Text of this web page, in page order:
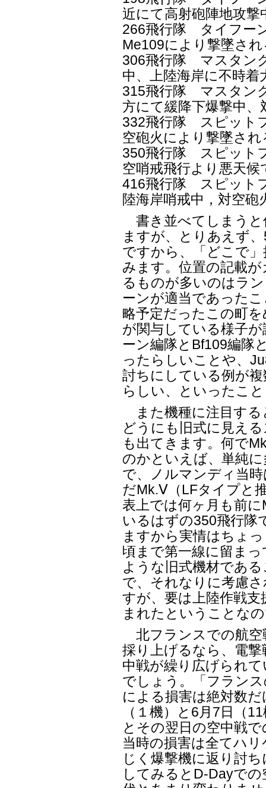
近にて高射砲陣地攻撃
266飛行隊 タイフー
Me109により撃墜され
306飛行隊 マスタン
中、上陸海岸に不時着
315飛行隊 マスタン
方にて緩降下爆撃中
332飛行隊 スピット
空砲火により撃墜され
350飛行隊 スピット
空哨戒飛行より悪天候
416飛行隊 スピット
陸海岸哨戒中，対空
書き並べてしまうと
ますが、とりあえず
ですから、「どこで
みます。位置の記載
るものが多いのはラ
ーンが適当であった
略予定だったこの町
が関与している様子
ーン編隊とBf109編隊
ったらしいことや、
討ちにしている例が
らしい、といったこ
また機種に注目する
どうにも旧式に見え
も出てきます。何で
のかといえば、単純
で、ノルマンディ当
だMk.Ⅴ（LFタイプと
表上では何ヶ月も前
いるはずの350飛行隊
ますから実情はちょ
頃まで第一線に留ま
ような旧式機材であ
で、それなりに考慮
すが、要は上陸作戦
まれたということな
北フランスでの航空
採り上げるなら、電
中戦が繰り広げられ
でしょう。「フラン
による損害は絶対数
（１機）と6月7日（
とその翌日の空中戦
当時の損害は全てハ
じく爆撃機に返り討
してみるとD-Dayで